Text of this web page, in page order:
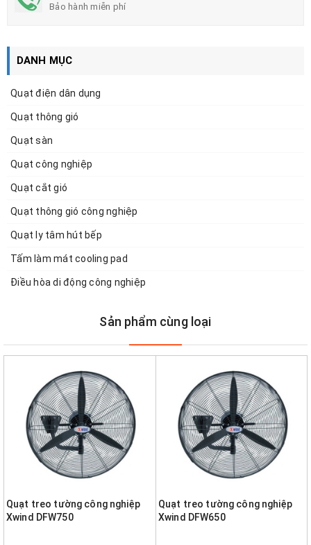
Bảo hành miễn phí
DANH MỤC
Quạt điện dân dụng
Quạt thông gió
Quạt sàn
Quạt công nghiệp
Quạt cắt gió
Quạt thông gió công nghiệp
Quạt ly tâm hút bếp
Tấm làm mát cooling pad
Điều hòa di động công nghiệp
Sản phẩm cùng loại
Quạt treo tường công nghiệp
Xwind DFW750
Quạt treo tường công nghiệp
Xwind DFW650